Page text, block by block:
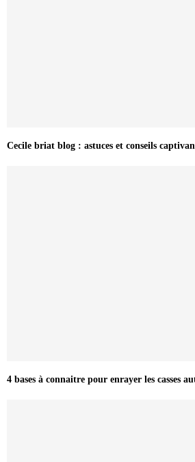
Cecile briat blog : astuces et conseils
4 bases à connaitre pour enrayer les casses